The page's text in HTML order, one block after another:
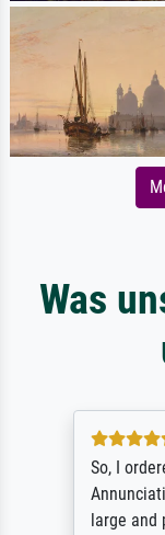
Was
So, I
large and